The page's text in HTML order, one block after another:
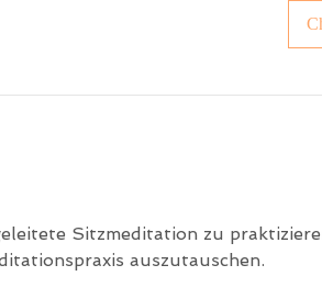
Sitzmeditation zu
auszutauschen.